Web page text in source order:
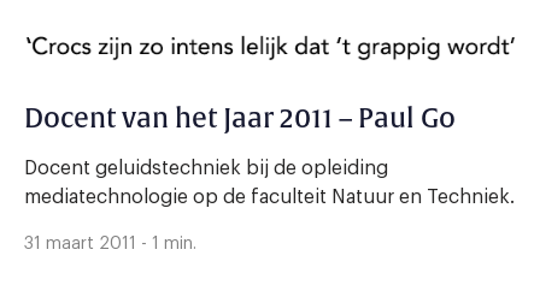
Docent van het Jaar 2011 – Paul Go
Docent geluidstechniek bij de opleiding
mediatechnologie op de faculteit Natuur en Techniek.
31 maart 2011 - 1 min.